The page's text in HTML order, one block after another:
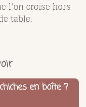
l’on croise hors
table.
en boîte ?